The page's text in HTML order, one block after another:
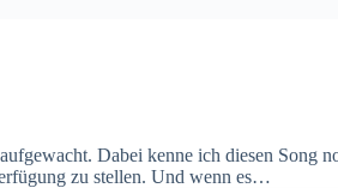
Dabei kenne ich diesen
zu stellen. Und wenn es…